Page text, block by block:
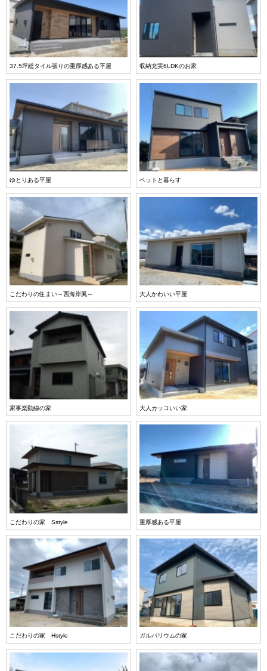
37.5坪総タイル張りの重厚感ある平屋 収納充実6LDKのお家
ゆとりある平屋 ペットと暮らす
こだわりの住まい～西海岸風～ 大人かわいい平屋
家事楽動線の家 大人カッコいい家
こだわりの家 Sstyle 重厚感ある平屋
こだわりの家 Hstyle ガルバリウムの家